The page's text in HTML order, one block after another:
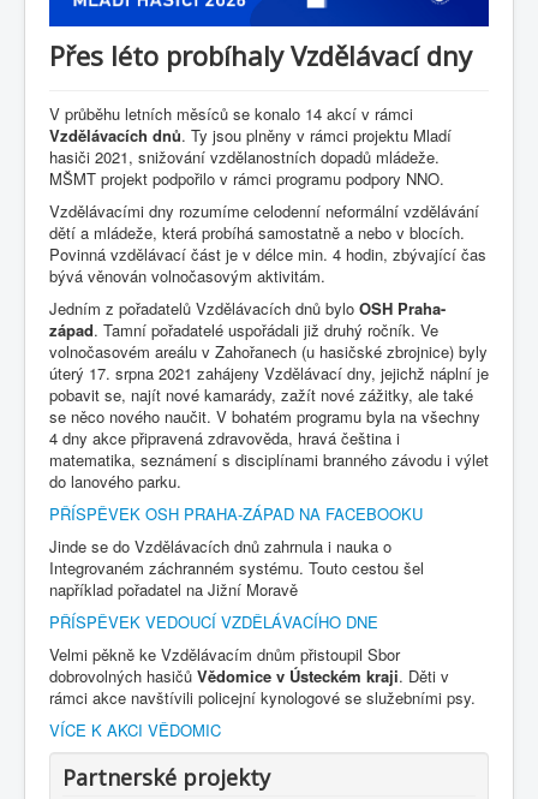
Přes léto probíhaly Vzdělávací dny
V průběhu letních měsíců se konalo 14 akcí v rámci
Vzdělávacích dnů. Ty jsou plněny v rámci projektu Mladí
hasiči 2021, snižování vzdělanostních dopadů mládeže.
MŠMT projekt podpořilo v rámci programu podpory NNO.
Vzdělávacími dny rozumíme celodenní neformální vzdělávání
dětí a mládeže, která probíhá samostatně a nebo v blocích.
Povinná vzdělávací část je v délce min. 4 hodin, zbývající čas
bývá věnován volnočasovým aktivitám.
Jedním z pořadatelů Vzdělávacích dnů bylo OSH Praha-
západ. Tamní pořadatelé uspořádali již druhý ročník. Ve
volnočasovém areálu v Zahořanech (u hasičské zbrojnice) byly
úterý 17. srpna 2021 zahájeny Vzdělávací dny, jejichž náplní je
pobavit se, najít nové kamarády, zažít nové zážitky, ale také
se něco nového naučit. V bohatém programu byla na všechny
4 dny akce připravená zdravověda, hravá čeština i
matematika, seznámení s disciplínami branného závodu i výlet
do lanového parku.
PŘÍSPĚVEK OSH PRAHA-ZÁPAD NA FACEBOOKU
Jinde se do Vzdělávacích dnů zahrnula i nauka o
Integrovaném záchranném systému. Touto cestou šel
například pořadatel na Jižní Moravě
PŘÍSPĚVEK VEDOUCÍ VZDĚLÁVACÍHO DNE
Velmi pěkně ke Vzdělávacím dnům přistoupil Sbor
dobrovolných hasičů Vědomice v Ústeckém kraji. Děti v
rámci akce navštívili policejní kynologové se služebními psy.
VÍCE K AKCI VĚDOMIC
Partnerské projekty